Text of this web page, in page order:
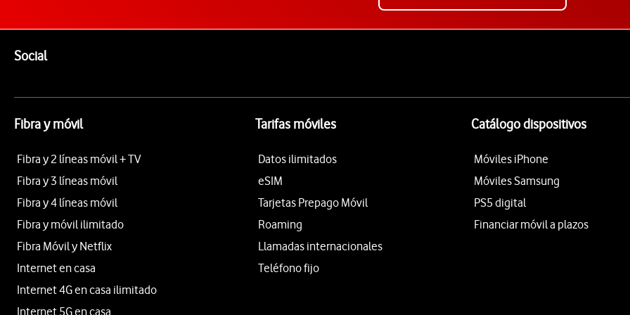
SocialEnlaces a las redes sociales de Vodafone
Fibra y móvil
Fibra y 2 líneas móvil + TV
Fibra y 3 líneas móvil
Fibra y 4 líneas móvil
Fibra y móvil ilimitado
Fibra Móvil y Netflix
Internet en casa
Internet 4G en casa ilimitado
Internet 5G en casa
Tarifas móviles
Datos ilimitados
eSIM
Tarjetas Prepago Móvil
Roaming
Llamadas internacionales
Teléfono fijo
Catálogo dispositivos
Móviles iPhone
Móviles Samsung
PS5 digital
Financiar móvil a plazos